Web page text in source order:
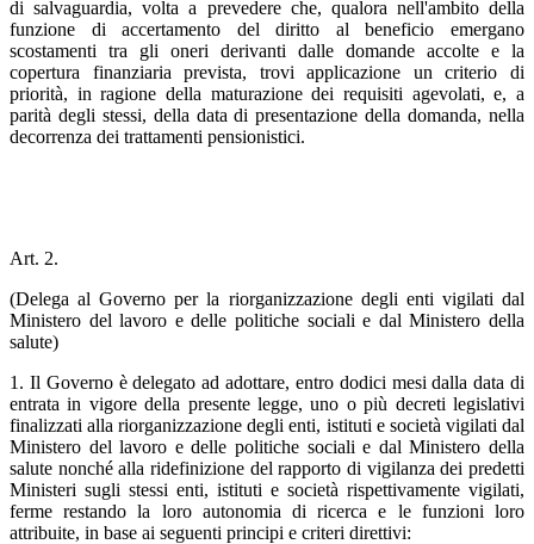
di salvaguardia, volta a prevedere che, qualora nell'ambito della
funzione di accertamento del diritto al beneficio emergano
scostamenti tra gli oneri derivanti dalle domande accolte e la
copertura finanziaria prevista, trovi applicazione un criterio di
priorità, in ragione della maturazione dei requisiti agevolati, e, a
parità degli stessi, della data di presentazione della domanda, nella
decorrenza dei trattamenti pensionistici.
Art. 2.
(Delega al Governo per la riorganizzazione degli enti vigilati dal
Ministero del lavoro e delle politiche sociali e dal Ministero della
salute)
1. Il Governo è delegato ad adottare, entro dodici mesi dalla data di
entrata in vigore della presente legge, uno o più decreti legislativi
finalizzati alla riorganizzazione degli enti, istituti e società vigilati dal
Ministero del lavoro e delle politiche sociali e dal Ministero della
salute nonché alla ridefinizione del rapporto di vigilanza dei predetti
Ministeri sugli stessi enti, istituti e società rispettivamente vigilati,
ferme restando la loro autonomia di ricerca e le funzioni loro
attribuite, in base ai seguenti principi e criteri direttivi: